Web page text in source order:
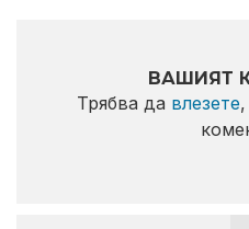
ВАШИЯТ
Трябва да влезете